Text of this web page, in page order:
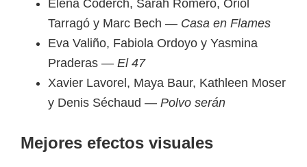
Elena Coderch, Sarah Romero, Oriol
Tarragó y Marc Bech — Casa en Flames
Eva Valiño, Fabiola Ordoyo y Yasmina
Praderas — El 47
Xavier Lavorel, Maya Baur, Kathleen Moser
y Denis Séchaud — Polvo serán
Mejores efectos visuales